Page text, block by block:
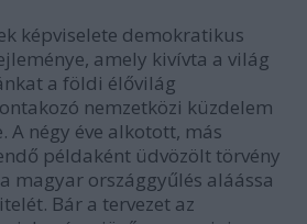
képviselete demokratikus
amely kivívta a világ
a földi élővilág
nemzetközi küzdelem
A négy éve alkotott, más
példaként üdvözölt törvény
magyar országgyűlés aláássa
Bár a tervezet az